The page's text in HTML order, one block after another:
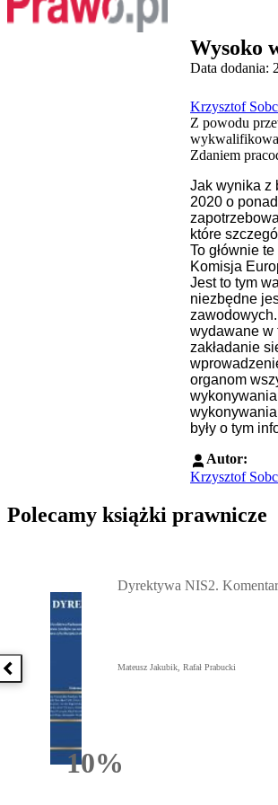
Wysoko
Data dodania:
Krzysztof
Z powodu
Zdaniem
Jak wynika z
2020 o
które
To głównie
Komisja
Jest to tym
niezbędne
wydawane w
zakładanie
organom
były o tym
Autor:
Krzysztof
Polecamy książki prawnicze
Poprzednia książka
10%Rabatu
Dyrektywa NIS2.
Mateusz Jakubik, Rafał Prabucki